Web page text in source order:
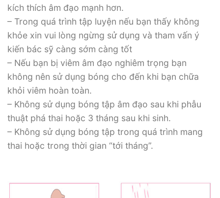
kích thích âm đạo mạnh hơn.
– Trong quá trình tập luyện nếu bạn thấy không
khỏe xin vui lòng ngừng sử dụng và tham vấn ý
kiến bác sỹ càng sớm càng tốt
– Nếu bạn bị viêm âm đạo nghiêm trọng bạn
không nên sử dụng bóng cho đến khi bạn chữa
khỏi viêm hoàn toàn.
– Không sử dụng bóng tập âm đạo sau khi phẫu
thuật phá thai hoặc 3 tháng sau khi sinh.
– Không sử dụng bóng tập trong quá trình mang
thai hoặc trong thời gian “tới tháng”.